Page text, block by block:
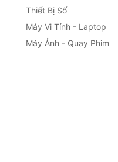
Thiết Bị Số
Máy Vi Tính - Laptop
Máy Ảnh - Quay Phim